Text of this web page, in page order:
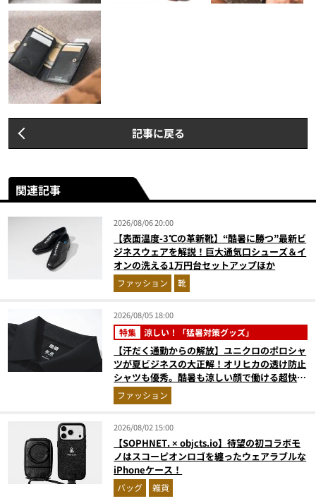
記事に戻る
関連記事
2026/08/06 20:00
【表面温度-3℃の革新靴】“酷暑に勝つ”最新ビ
ジネスウェアを解説！巨大通気口シューズ＆イ
オンの洗える1万円台セットアップほか
ファッション 靴
2026/08/05 18:00
特集 涼しい！「猛暑対策グッズ」
【汗だく通勤からの解放】ユニクロのポロシャ
ツが夏ビジネスの大正解！オリヒカの透け防止
シャツも優秀。酷暑も涼しい顔で働ける超快適
ウエアの実力
ファッション
2026/08/02 15:00
【SOPHNET. × objcts.io】待望の初コラボモ
ノはスコーピオンロゴを纏ったウェアラブルな
iPhoneケース！
バッグ 雑貨